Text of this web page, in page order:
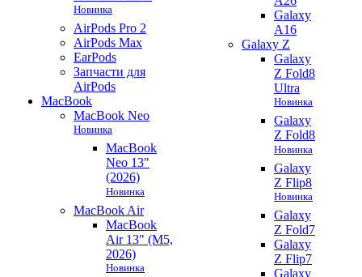
Новинка
AirPods Pro 2
AirPods Max
EarPods
Запчасти для
AirPods
MacBook
MacBook Neo
Новинка
MacBook
Neo 13"
(2026)
Новинка
MacBook Air
MacBook
Air 13" (M5,
2026)
Новинка
Galaxy
A16
Galaxy Z
Galaxy
Z Fold8
Ultra
Новинка
Galaxy
Z Fold8
Новинка
Galaxy
Z Flip8
Новинка
Galaxy
Z Fold7
Galaxy
Z Flip7
Galaxy